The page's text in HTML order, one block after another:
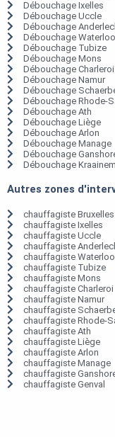
Débouchage Ixelles
Débouchage Uccle
Débouchage
Débouchage Waterloo
Débouchage Tubize
Débouchage Mons
Débouchage Charleroi
Débouchage Namur
Débouchage
Débouchage Rhode-
Débouchage Ath
Débouchage Liège
Débouchage Arlon
Débouchage Manage
Débouchage
Débouchage Kraainem
Autres zones
chauffagiste Bruxelles
chauffagiste Ixelles
chauffagiste Uccle
chauffagiste
chauffagiste Waterloo
chauffagiste Tubize
chauffagiste Mons
chauffagiste Charleroi
chauffagiste Namur
chauffagiste
chauffagiste Rhode-
chauffagiste Ath
chauffagiste Liège
chauffagiste Arlon
chauffagiste Manage
chauffagiste
chauffagiste Genval